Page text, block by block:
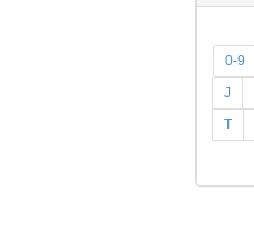
0-9
J
T